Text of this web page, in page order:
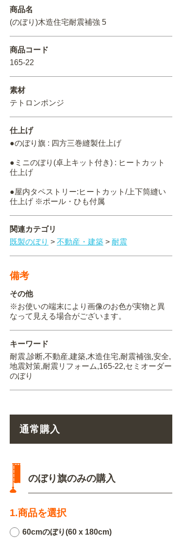
商品名
(のぼり)木造住宅耐震補強 5
商品コード
165-22
素材
テトロンポンジ
仕上げ
●のぼり旗 : 四方三巻縫製仕上げ
●ミニのぼり(卓上キット付き) : ヒートカット
仕上げ
●屋内タペストリー:ヒートカット/上下筒縫い
仕上げ ※ポール・ひも付属
関連カテゴリ
既製のぼり > 不動産・建築 > 耐震
備考
その他
※お使いの端末により画像のお色が実物と異
なって見える場合がございます。
キーワード
耐震,診断,不動産,建築,木造住宅,耐震補強,安全,
地震対策,耐震リフォーム,165-22,セミオーダー
のぼり
通常購入
のぼり旗のみの購入
1.商品を選択
60cmのぼり(60 x 180cm)